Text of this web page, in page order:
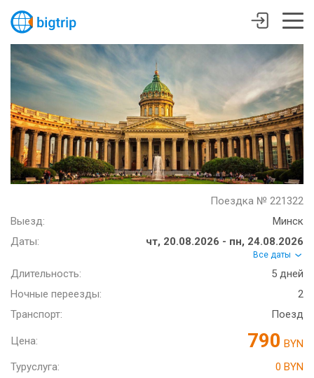
Поездка № 221322
Выезд:
Минск
Даты:
чт, 20.08.2026 - пн, 24.08.2026
Все даты
Длительность:
5 дней
Ночные переезды:
2
Транспорт:
Поезд
Цена: 790 BYN
Туруслуга:
0 BYN